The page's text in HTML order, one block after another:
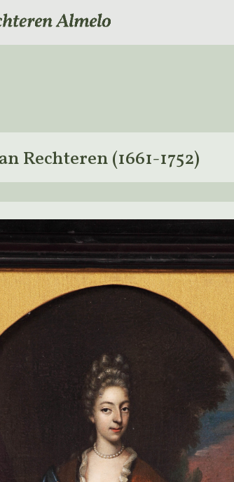
Rechteren (1661-1752)